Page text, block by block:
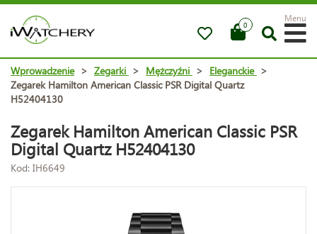
0
Menu
Wprowadzenie > Zegarki > Mężczyźni > Eleganckie >
Zegarek Hamilton American Classic PSR Digital Quartz
H52404130
Zegarek Hamilton American Classic PSR
Digital Quartz H52404130
Kod: IH6649